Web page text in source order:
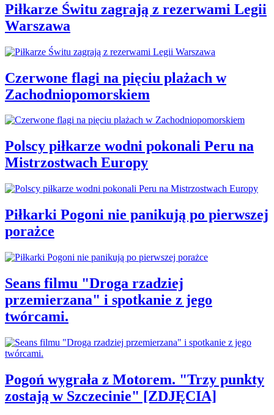
Piłkarze Świtu zagrają z rezerwami Legii
Warszawa
Czerwone flagi na pięciu plażach w
Zachodniopomorskiem
Polscy piłkarze wodni pokonali Peru na
Mistrzostwach Europy
Piłkarki Pogoni nie panikują po pierwszej
porażce
Seans filmu "Droga rzadziej
przemierzana" i spotkanie z jego
twórcami.
Pogoń wygrała z Motorem. "Trzy punkty
zostają w Szczecinie" [ZDJĘCIA]